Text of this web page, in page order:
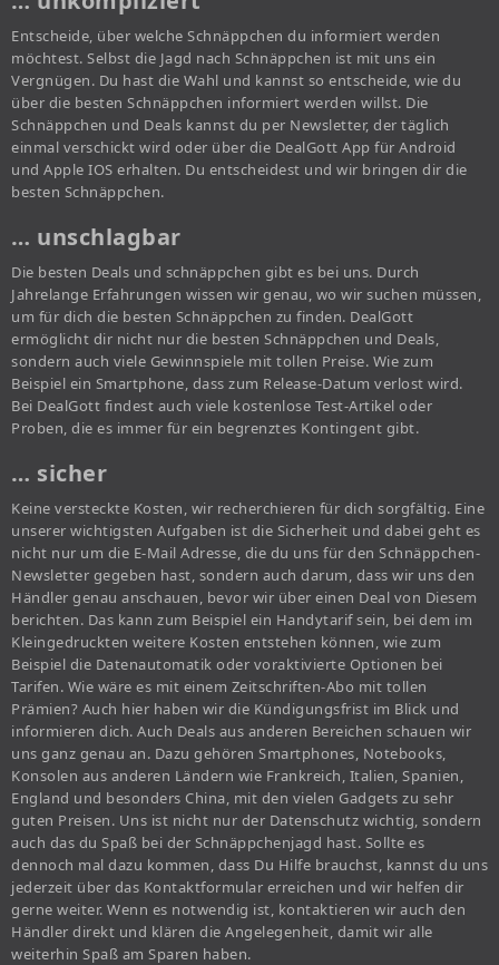
Entscheide, über welche Schnäppchen du informiert werden
möchtest. Selbst die Jagd nach Schnäppchen ist mit uns ein
Vergnügen. Du hast die Wahl und kannst so entscheide, wie du
über die besten Schnäppchen informiert werden willst. Die
Schnäppchen und Deals kannst du per Newsletter, der täglich
einmal verschickt wird oder über die DealGott App für Android
und Apple IOS erhalten. Du entscheidest und wir bringen dir die
besten Schnäppchen.
… unschlagbar
Die besten Deals und schnäppchen gibt es bei uns. Durch
Jahrelange Erfahrungen wissen wir genau, wo wir suchen müssen,
um für dich die besten Schnäppchen zu finden. DealGott
ermöglicht dir nicht nur die besten Schnäppchen und Deals,
sondern auch viele Gewinnspiele mit tollen Preise. Wie zum
Beispiel ein Smartphone, dass zum Release-Datum verlost wird.
Bei DealGott findest auch viele kostenlose Test-Artikel oder
Proben, die es immer für ein begrenztes Kontingent gibt.
… sicher
Keine versteckte Kosten, wir recherchieren für dich sorgfältig. Eine
unserer wichtigsten Aufgaben ist die Sicherheit und dabei geht es
nicht nur um die E-Mail Adresse, die du uns für den Schnäppchen-
Newsletter gegeben hast, sondern auch darum, dass wir uns den
Händler genau anschauen, bevor wir über einen Deal von Diesem
berichten. Das kann zum Beispiel ein Handytarif sein, bei dem im
Kleingedruckten weitere Kosten entstehen können, wie zum
Beispiel die Datenautomatik oder voraktivierte Optionen bei
Tarifen. Wie wäre es mit einem Zeitschriften-Abo mit tollen
Prämien? Auch hier haben wir die Kündigungsfrist im Blick und
informieren dich. Auch Deals aus anderen Bereichen schauen wir
uns ganz genau an. Dazu gehören Smartphones, Notebooks,
Konsolen aus anderen Ländern wie Frankreich, Italien, Spanien,
England und besonders China, mit den vielen Gadgets zu sehr
guten Preisen. Uns ist nicht nur der Datenschutz wichtig, sondern
auch das du Spaß bei der Schnäppchenjagd hast. Sollte es
dennoch mal dazu kommen, dass Du Hilfe brauchst, kannst du uns
jederzeit über das Kontaktformular erreichen und wir helfen dir
gerne weiter. Wenn es notwendig ist, kontaktieren wir auch den
Händler direkt und klären die Angelegenheit, damit wir alle
weiterhin Spaß am Sparen haben.